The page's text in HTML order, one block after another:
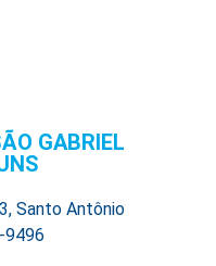
GABRIEL
Santo Antônio
9496